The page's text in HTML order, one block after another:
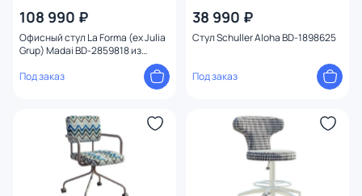
108 990 ₽
Офисный стул La Forma (ex Julia
Grup) Madai BD-2859818 из
бежевой синели и ясеневого
шпона с натуральной отделкой
Под заказ
38 990 ₽
Стул Schuller Aloha BD-1898625
Под заказ